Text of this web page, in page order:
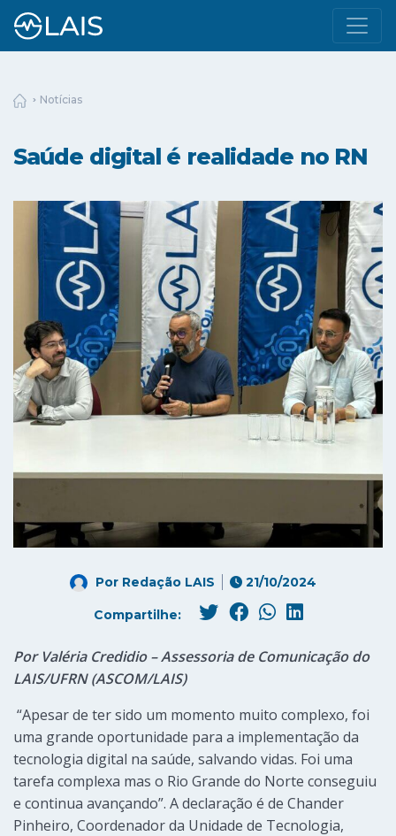
Notícias
Saúde digital é realidade no RN
Por Redação LAIS 21/10/2024
Compartilhe:
Por Valéria Credidio – Assessoria de Comunicação do
LAIS/UFRN (ASCOM/LAIS)
“Apesar de ter sido um momento muito complexo, foi
uma grande oportunidade para a implementação da
tecnologia digital na saúde, salvando vidas. Foi uma
tarefa complexa mas o Rio Grande do Norte conseguiu
e continua avançando”. A declaração é de Chander
Pinheiro, Coordenador da Unidade de Tecnologia,